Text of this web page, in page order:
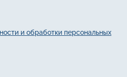
и обработки персональных